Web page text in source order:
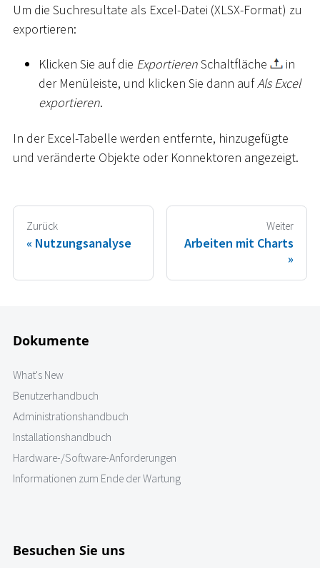
Um die Suchresultate als Excel-Datei (XLSX-Format) zu
exportieren:
Klicken Sie auf die ExportierenSchaltfläche
in
der Menüleiste, und klicken Sie dann aufAls Excel
exportieren.
In der Excel-Tabelle werden entfernte, hinzugefügte
und veränderte Objekte oder Konnektoren angezeigt.
Zurück
Nutzungsanalyse
Weiter
Arbeiten mit Charts
Dokumente
What's New
Benutzerhandbuch
Administrationshandbuch
Installationshandbuch
Hardware-/Software-Anforderungen
Informationen zum Ende der Wartung
Besuchen Sie uns